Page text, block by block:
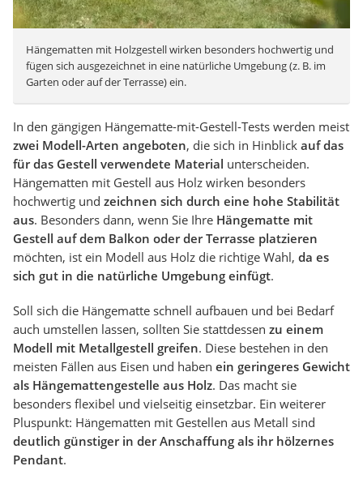
Hängematten mit Holzgestell wirken besonders hochwertig und
fügen sich ausgezeichnet in eine natürliche Umgebung (z. B. im
Garten oder auf der Terrasse) ein.
In den gängigen Hängematte-mit-Gestell-Tests werden meist
zwei Modell-Arten angeboten, die sich in Hinblick auf das
für das Gestell verwendete Material unterscheiden.
Hängematten mit Gestell aus Holz wirken besonders
hochwertig und zeichnen sich durch eine hohe Stabilität
aus. Besonders dann, wenn Sie Ihre Hängematte mit
Gestell auf dem Balkon oder der Terrasse platzieren
möchten, ist ein Modell aus Holz die richtige Wahl, da es
sich gut in die natürliche Umgebung einfügt.
Soll sich die Hängematte schnell aufbauen und bei Bedarf
auch umstellen lassen, sollten Sie stattdessen zu einem
Modell mit Metallgestell greifen. Diese bestehen in den
meisten Fällen aus Eisen und haben ein geringeres Gewicht
als Hängemattengestelle aus Holz. Das macht sie
besonders flexibel und vielseitig einsetzbar. Ein weiterer
Pluspunkt: Hängematten mit Gestellen aus Metall sind
deutlich günstiger in der Anschaffung als ihr hölzernes
Pendant.